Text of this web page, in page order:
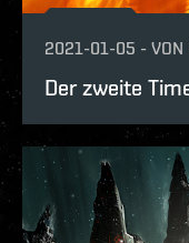
2021-01-05 - VON
Der zweite